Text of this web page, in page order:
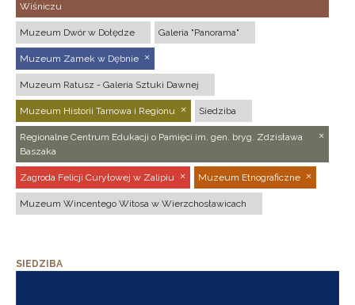
Wiśniczu
Muzeum Dwór w Dołędze Galeria "Panorama"
Muzeum Zamek w Dębnie
Muzeum Ratusz - Galeria Sztuki Dawnej
Muzeum Historii Tarnowa i Regionu Siedziba
Regionalne Centrum Edukacji o Pamięci im. gen. bryg. Zdzisława
Baszaka
Zagroda Felicji Curyłowej w Zalipiu Muzeum Etnograficzne
Muzeum Wincentego Witosa w Wierzchosławicach
SIEDZIBA